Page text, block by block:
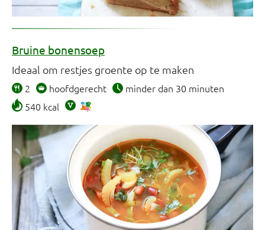
Bruine bonensoep
Ideaal om restjes groente op te maken
2 hoofdgerecht
minder dan 30 minuten
540 kcal